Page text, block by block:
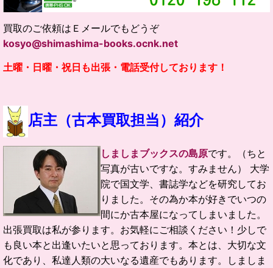
買取のご依頼はＥメールでもどうぞ
kosyo@shimashima-books.ocnk.net
土曜・日曜・祝日も出張・電話受付しております！
店主（古本買取担当）紹介
しましまブックスの島原です。（ちと
写真が古いですな。すみません） 大学
院で国文学、書誌学などを研究してお
りました。 その為か本が好きでいつの
間にか古本屋になってしまいました。
出張買取は私が参ります。お気軽にご相談ください！ 少しで
も良い本と出逢いたいと思っております。 本とは、大切な文
化であり、私達人類の大いなる遺産でもあります。
しましま